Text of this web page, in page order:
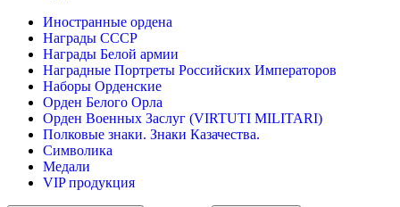
Иностранные ордена
Награды СССР
Награды Белой армии
Наградные Портреты Российских Императоров
Наборы Орденские
Орден Белого Орла
Орден Военных Заслуг (VIRTUTI MILITARI)
Полковые знаки. Знаки Казачества.
Символика
Медали
VIP продукция